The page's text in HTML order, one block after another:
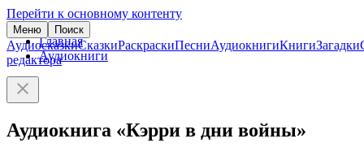
Перейти к основному контенту
Меню Поиск
АудиосказкиСказкиРаскраскиПесниАудиокнигиКнигиЗагадки
редактора
Главная
Аудиокниги
Аудиокнига «Кэрри в дни войны»